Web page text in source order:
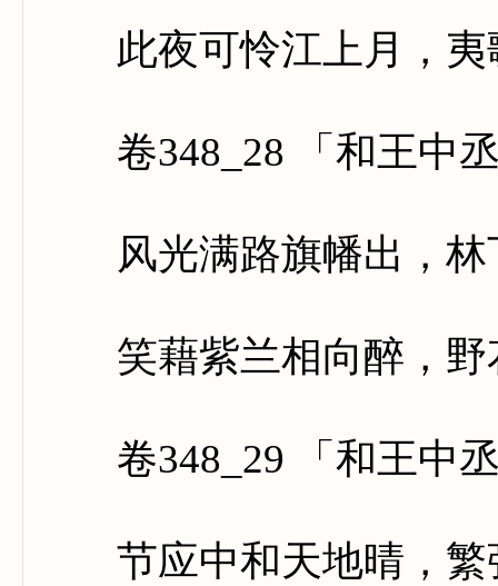
此夜可怜江上月，夷
卷348_28 「和王中丞
风光满路旗幡出，林
笑藉紫兰相向醉，野
卷348_29 「和王中丞
节应中和天地晴，繁